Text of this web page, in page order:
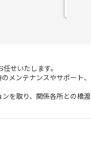
せいたします。
メンテナンスやサポート、
を取り、関係各所との橋渡